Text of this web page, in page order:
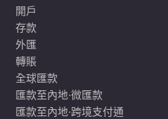
開戶
存款
外匯
轉賬
全球匯款
匯款至內地·微匯款
匯款至內地·跨境支付通